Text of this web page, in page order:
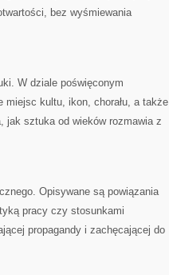
bez wyśmiewania
W dziale poświęconym
kultu, ikon, chorału, a także
jak sztuka od wieków rozmawia z
Opisywane są powiązania
pracy czy stosunkami
propagandy i zachęcającej do